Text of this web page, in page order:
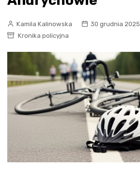
Kamila Kalinowska
30 grudnia 2025
Kronika policyjna